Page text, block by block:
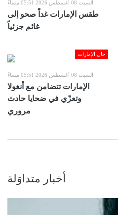
السبت 08 أغسطس 2026 05:51 مساءً
طقس الإمارات غداً صحو إلى
غائم جزئياً
حال الإمارات
السبت 08 أغسطس 2026 05:51 مساءً
الإمارات تتضامن مع أنغولا
وتعزّي في ضحايا حادث
مروري
أخبار متداوَلة